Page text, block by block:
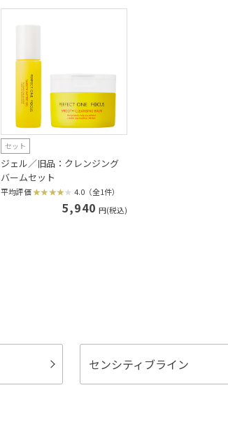
セット
ジェル／旧品：クレンジング
バームセット
平均評価 4.0（全1件）
5,940 円(税込)
センシティブライン